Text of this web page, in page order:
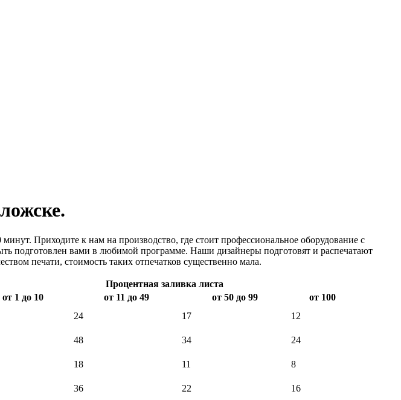
Приходите к нам на производство, где стоит профессиональное оборудование с
подготовлен вами в любимой программе. Наши дизайнеры подготовят и распечатают
печати, стоимость таких отпечатков существенно мала.
Процентная заливка листа
от 1 до 10
от 11 до 49 от 50 до 99
от 100
24 17
12
48 34
24
18 11
8
36 22 16